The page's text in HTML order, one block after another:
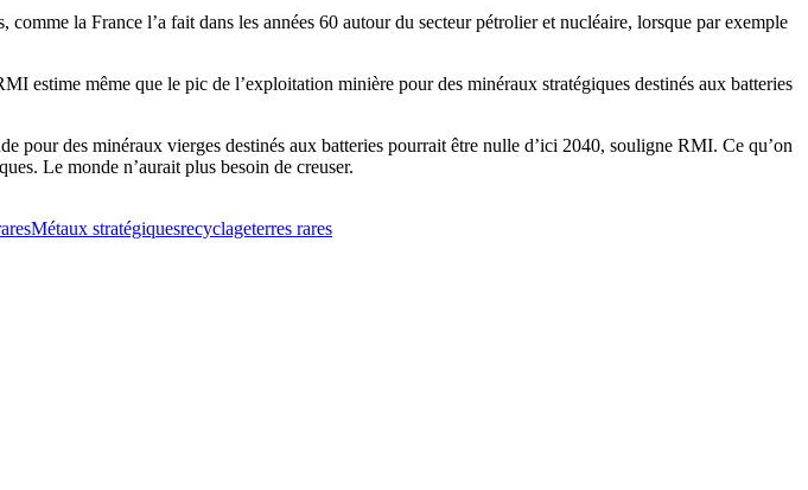
la France l’a fait dans les années 60 autour du secteur pétrolier et nucléaire, lorsque par exemple
estime même que le pic de l’exploitation minière pour des minéraux stratégiques destinés aux batteries
pour des minéraux vierges destinés aux batteries pourrait être nulle d’ici 2040, souligne RMI. Ce qu’on
Le monde n’aurait plus besoin de creuser.
Métaux stratégiquesrecyclageterres rares